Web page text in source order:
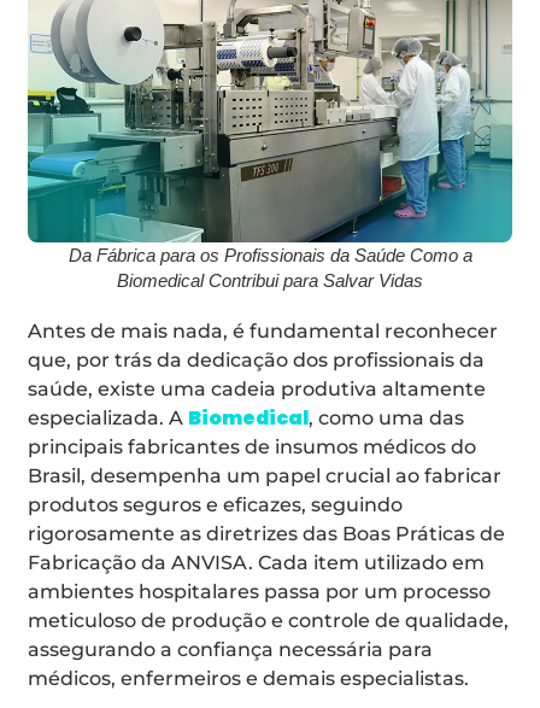
Da Fábrica para os Profissionais da Saúde Como a
Biomedical Contribui para Salvar Vidas
Antes de mais nada, é fundamental reconhecer
que, por trás da dedicação dos profissionais da
saúde, existe uma cadeia produtiva altamente
especializada. A Biomedical, como uma das
principais fabricantes de insumos médicos do
Brasil, desempenha um papel crucial ao fabricar
produtos seguros e eficazes, seguindo
rigorosamente as diretrizes das Boas Práticas de
Fabricação da ANVISA. Cada item utilizado em
ambientes hospitalares passa por um processo
meticuloso de produção e controle de qualidade,
assegurando a confiança necessária para
médicos, enfermeiros e demais especialistas.